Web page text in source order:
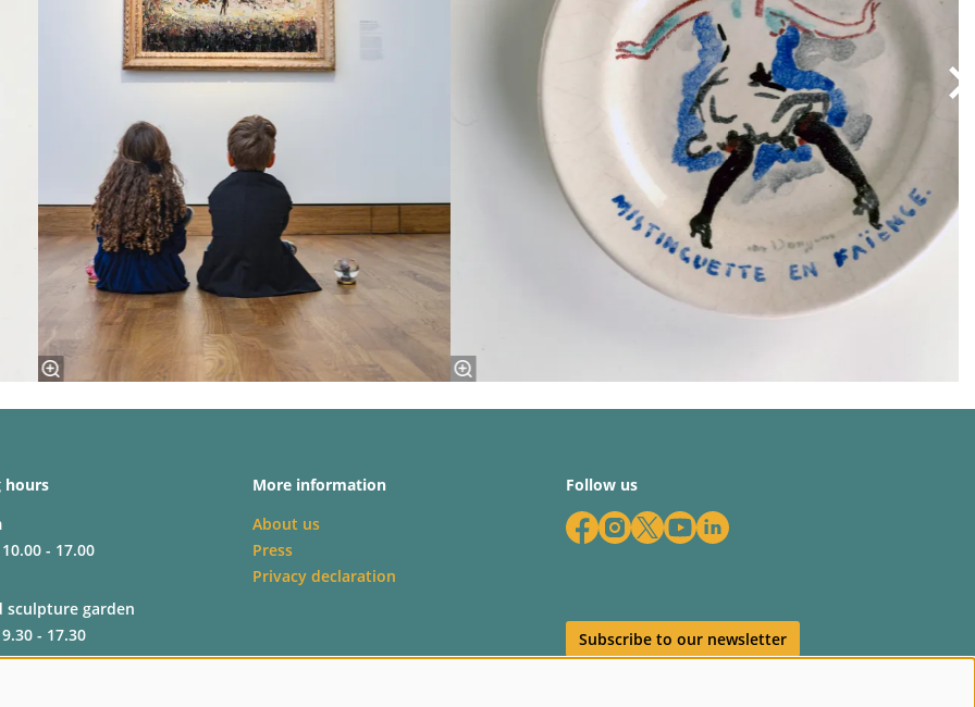
hours
- 17.00
sculpture garden
- 17.30
More information
About us
Press
Privacy declaration
Follow us
Subscribe to our newsletter